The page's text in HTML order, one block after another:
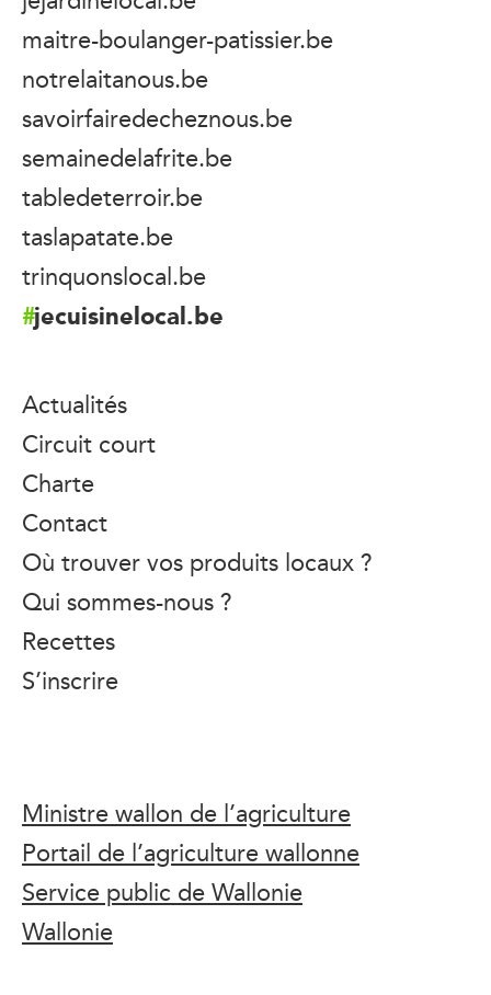
maitre-boulanger-patissier.be
notrelaitanous.be
savoirfairedecheznous.be
semainedelafrite.be
tabledeterroir.be
taslapatate.be
trinquonslocal.be
jecuisinelocal.be
Actualités
Circuit court
Charte
Contact
Où trouver vos produits locaux ?
Qui sommes-nous ?
Recettes
S’inscrire
Ministre wallon de l’agriculture
Portail de l’agriculture wallonne
Service public de Wallonie
Wallonie